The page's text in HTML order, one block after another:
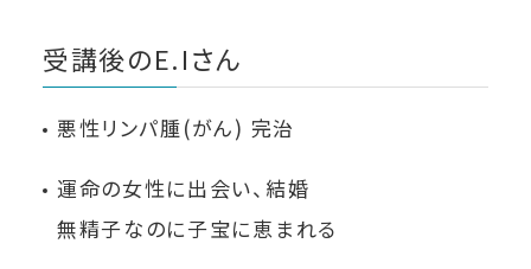
受講後のE.Iさん
悪性リンパ腫(がん) 完治
運命の女性に出会い、結婚
無精子なのに子宝に恵まれる